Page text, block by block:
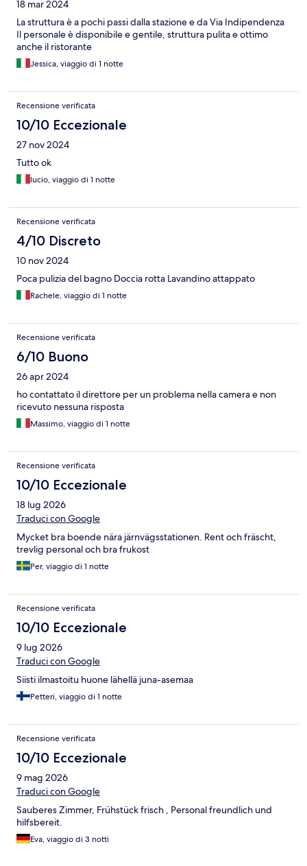
18 mar 2024
La struttura è a pochi passi dalla stazione e da Via Indipendenza
Il personale è disponibile e gentile, struttura pulita e ottimo
anche il ristorante
Jessica, viaggio di 1 notte
Recensione verificata
10/10 Eccezionale
27 nov 2024
Tutto ok
lucio, viaggio di 1 notte
Recensione verificata
4/10 Discreto
10 nov 2024
Poca pulizia del bagno Doccia rotta Lavandino attappato
Rachele, viaggio di 1 notte
Recensione verificata
6/10 Buono
26 apr 2024
ho contattato il direttore per un problema nella camera e non
ricevuto nessuna risposta
Massimo, viaggio di 1 notte
Recensione verificata
10/10 Eccezionale
18 lug 2026
Traduci con Google
Mycket bra boende nära järnvägsstationen. Rent och fräscht,
trevlig personal och bra frukost
Per, viaggio di 1 notte
Recensione verificata
10/10 Eccezionale
9 lug 2026
Traduci con Google
Siisti ilmastoitu huone lähellä juna-asemaa
Petteri, viaggio di 1 notte
Recensione verificata
10/10 Eccezionale
9 mag 2026
Traduci con Google
Sauberes Zimmer, Frühstück frisch , Personal freundlich und
hilfsbereit.
Eva, viaggio di 3 notti